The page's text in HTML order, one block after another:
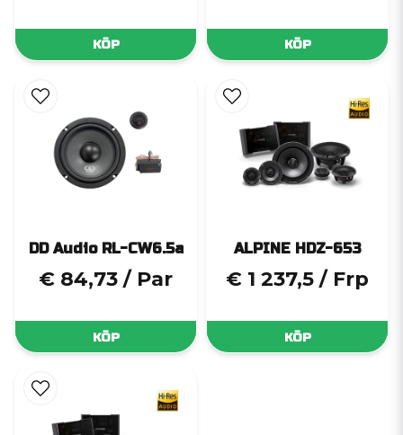
KÖP KÖP
DD Audio RL-CW6.5a
€ 84,73 / Par
KÖP
ALPINE HDZ-653
€ 1 237,5 / Frp
KÖP